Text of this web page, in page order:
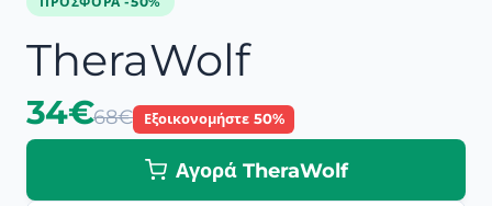
TheraWolf
34€68€ Εξοικονομήστε 50%
Αγορά TheraWolf